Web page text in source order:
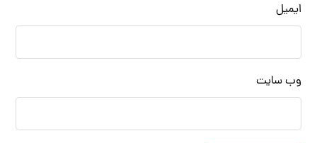
ایمیل
وب‌ سایت